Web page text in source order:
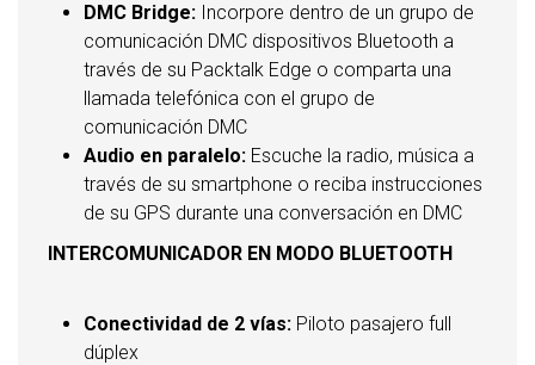
DMC Bridge: Incorpore dentro de un grupo de
comunicación DMC dispositivos Bluetooth a
través de su Packtalk Edge o comparta una
llamada telefónica con el grupo de
comunicación DMC
Audio en paralelo: Escuche la radio, música a
través de su smartphone o reciba instrucciones
de su GPS durante una conversación en DMC
INTERCOMUNICADOR EN MODO BLUETOOTH
Conectividad de 2 vías: Piloto pasajero full
dúplex